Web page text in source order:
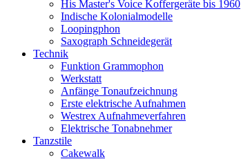
His Master's Voice Koffergeräte bis 1960
Indische Kolonialmodelle
Loopingphon
Saxograph Schneidegerät
Technik
Funktion Grammophon
Werkstatt
Anfänge Tonaufzeichnung
Erste elektrische Aufnahmen
Westrex Aufnahmeverfahren
Elektrische Tonabnehmer
Tanzstile
Cakewalk